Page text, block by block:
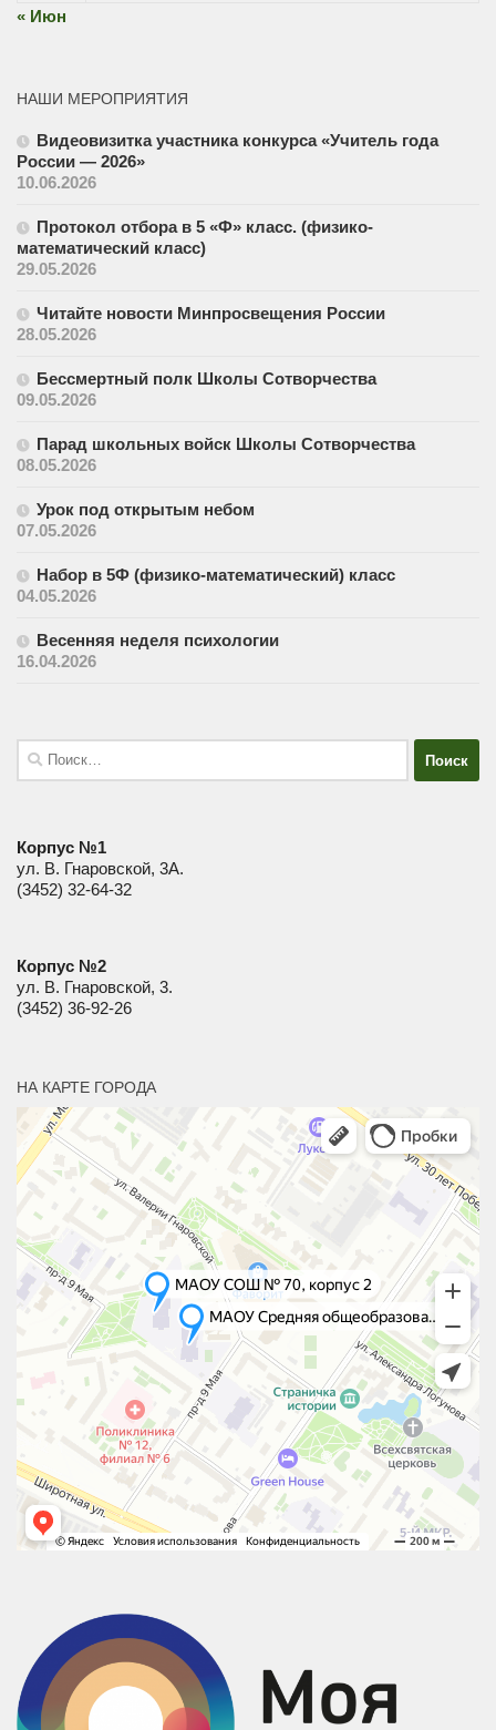
« Июн
НАШИ МЕРОПРИЯТИЯ
Видеовизитка участника конкурса «Учитель года
России — 2026»
10.06.2026
Протокол отбора в 5 «Ф» класс. (физико-
математический класс)
29.05.2026
Читайте новости Минпросвещения России
28.05.2026
Бессмертный полк Школы Сотворчества
09.05.2026
Парад школьных войск Школы Сотворчества
08.05.2026
Урок под открытым небом
07.05.2026
Набор в 5Ф (физико-математический) класс
04.05.2026
Весенняя неделя психологии
16.04.2026
Найти:
Корпус №1
ул. В. Гнаровской, 3А.
(3452) 32-64-32
Корпус №2
ул. В. Гнаровской, 3.
(3452) 36-92-26
НА КАРТЕ ГОРОДА